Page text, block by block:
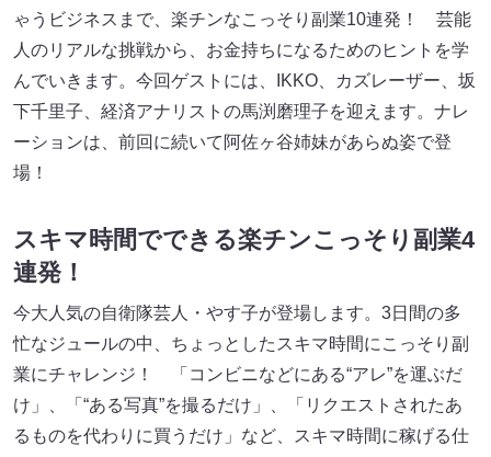
ゃうビジネスまで、楽チンなこっそり副業10連発！ 芸能
人のリアルな挑戦から、お金持ちになるためのヒントを学
んでいきます。今回ゲストには、IKKO、カズレーザー、坂
下千里子、経済アナリストの馬渕磨理子を迎えます。ナレ
ーションは、前回に続いて阿佐ヶ谷姉妹があらぬ姿で登
場！
スキマ時間でできる楽チンこっそり副業4
連発！
今大人気の自衛隊芸人・やす子が登場します。3日間の多
忙なジュールの中、ちょっとしたスキマ時間にこっそり副
業にチャレンジ！ 「コンビニなどにある“アレ”を運ぶだ
け」、「“ある写真”を撮るだけ」、「リクエストされたあ
るものを代わりに買うだけ」など、スキマ時間に稼げる仕